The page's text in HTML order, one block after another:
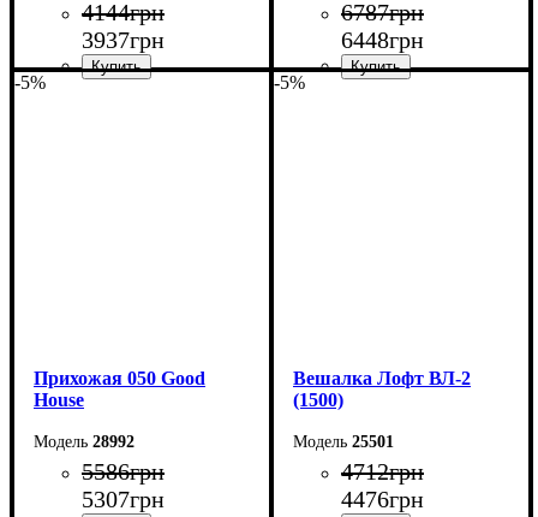
4144грн
3937грн
6787грн
6448грн
-5%
Прихожая 050 Good
House
28992
5586грн
5307грн
-5%
Вешалка Лофт ВЛ-2
(1500)
25501
4712грн
4476грн